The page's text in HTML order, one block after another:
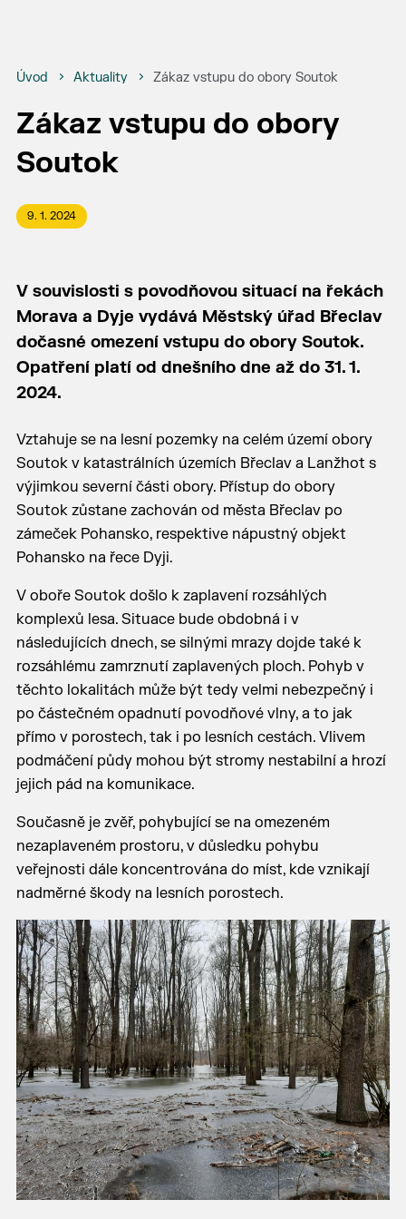
Úvod Aktuality Zákaz vstupu do obory Soutok
Zákaz vstupu do obory
Soutok
9. 1. 2024
V souvislosti s povodňovou situací na řekách
Morava a Dyje vydává Městský úřad Břeclav
dočasné omezení vstupu do obory Soutok.
Opatření platí od dnešního dne až do 31. 1.
2024.
Vztahuje se na lesní pozemky na celém území obory
Soutok v katastrálních územích Břeclav a Lanžhot s
výjimkou severní části obory. Přístup do obory
Soutok zůstane zachován od města Břeclav po
zámeček Pohansko, respektive nápustný objekt
Pohansko na řece Dyji.
V oboře Soutok došlo k zaplavení rozsáhlých
komplexů lesa. Situace bude obdobná i v
následujících dnech, se silnými mrazy dojde také k
rozsáhlému zamrznutí zaplavených ploch. Pohyb v
těchto lokalitách může být tedy velmi nebezpečný i
po částečném opadnutí povodňové vlny, a to jak
přímo v porostech, tak i po lesních cestách. Vlivem
podmáčení půdy mohou být stromy nestabilní a hrozí
jejich pád na komunikace.
Současně je zvěř, pohybující se na omezeném
nezaplaveném prostoru, v důsledku pohybu
veřejnosti dále koncentrována do míst, kde vznikají
nadměrné škody na lesních porostech.